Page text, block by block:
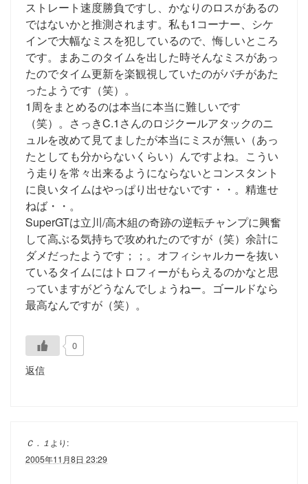
ストレート速度勝負ですし、かなりのロスがあるの
ではないかと推測されます。私も1コーナー、シケ
インで大幅なミスを犯しているので、悔しいところ
です。まあこのタイムを出した時そんなミスがあっ
たのでタイム更新を楽観視していたのがバチがあた
ったようです（笑）。
1周をまとめるのは本当に本当に難しいです
（笑）。さっきC.1さんのロジクールアタックのニ
ュルを改めて見てましたが本当にミスが無い（あっ
たとしても分からないくらい）んですよね。こうい
う走りを常々出来るようにならないとコンスタント
に良いタイムはやっぱり出せないです・・。精進せ
ねば・・。
SuperGTは立川/高木組の奇跡の逆転チャンプに興奮
して高ぶる気持ちで攻めれたのですが（笑）余計に
ダメだったようです；；。オフィシャルカーを抜い
ているタイムにはトロフィーがもらえるのかなと思
っていますがどうなんでしょうねー。ゴールドなら
最高なんですが（笑）。
0
返信
Ｃ．１ より:
2005年11月8日 23:29